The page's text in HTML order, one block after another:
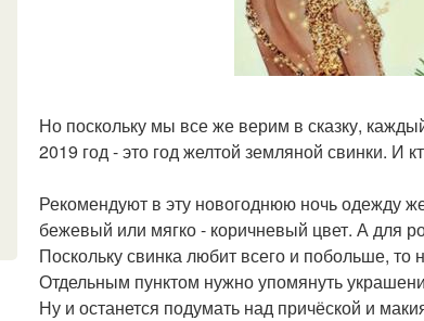
Но поскольку мы все же верим в сказку,
2019 год - это год желтой земляной свинки. И
Рекомендуют в эту новогоднюю ночь одежду
бежевый или мягко - коричневый цвет. А для
Поскольку свинка любит всего и побольше,
Отдельным пунктом нужно упомянуть
Ну и останется подумать над причёской и